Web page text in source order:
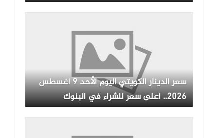
سعر الدينار الكويتي اليوم الأحد 9 أغسطس
2026.. أعلى سعر للشراء في البنوك